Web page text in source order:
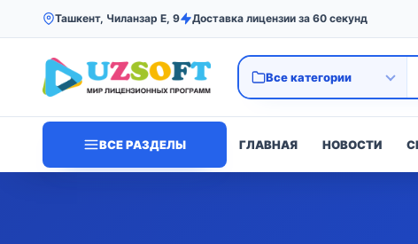
Ташкент, Чиланзар Е, 9 Доставка лицензии за 60 секунд
ВСЕ РАЗДЕЛЫ ГЛАВНАЯ НОВОСТИ